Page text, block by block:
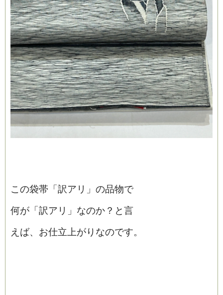
この袋帯「訳アリ」の品物で
何が「訳アリ」なのか？と言
えば、お仕立上がりなのです。